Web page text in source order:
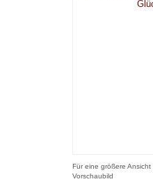
Für eine größere
Vorschaubild